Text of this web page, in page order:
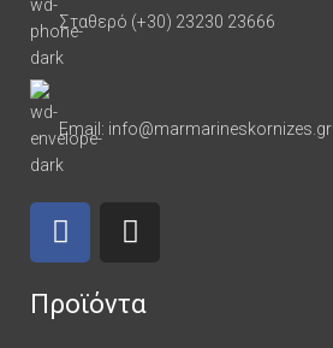
Σταθερό (+30) 23230 23666
Email: info@marmarineskornizes.gr
Προϊόντα